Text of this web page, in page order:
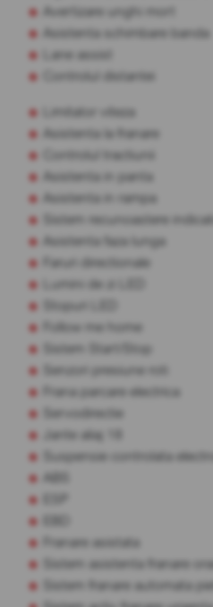
Avertizare unghi mort
Asistenta schimbare banda
Lane assist
Controlul distantei
Limitator viteza
Asistenta la franare
Controlul tractiunii
Asistenta in panta
Asistenta in rampa
Sistem recunoastere
Asistenta faza lunga
Faruri directionale
Lumini de zi LED
Stopuri LED
Follow me home
Sistem Start/Stop
Senzori presiune roti
Frana parcare electrica
Servodirectie
Jante aliaj 18
Suspensie controlata
ABS
EBD
Franare asistata
Sistem asistenta franare
Sistem franare automata